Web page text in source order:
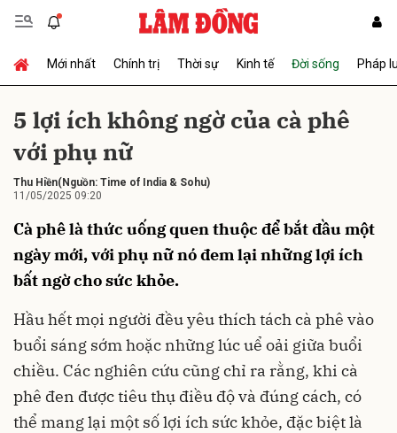
Mới nhất Chính trị Thời sự Kinh tế Đời sống Pháp
5 lợi ích không ngờ của cà phê
với phụ nữ
Thu Hiền(Nguồn: Time of India & Sohu)
11/05/2025 09:20
Cà phê là thức uống quen thuộc để bắt đầu một
ngày mới, với phụ nữ nó đem lại những lợi ích
bất ngờ cho sức khỏe.
Hầu hết mọi người đều yêu thích tách cà phê vào
buổi sáng sớm hoặc những lúc uể oải giữa buổi
chiều. Các nghiên cứu cũng chỉ ra rằng, khi cà
phê đen được tiêu thụ điều độ và đúng cách, có
thể mang lại một số lợi ích sức khỏe, đặc biệt là
Gửi bình luận